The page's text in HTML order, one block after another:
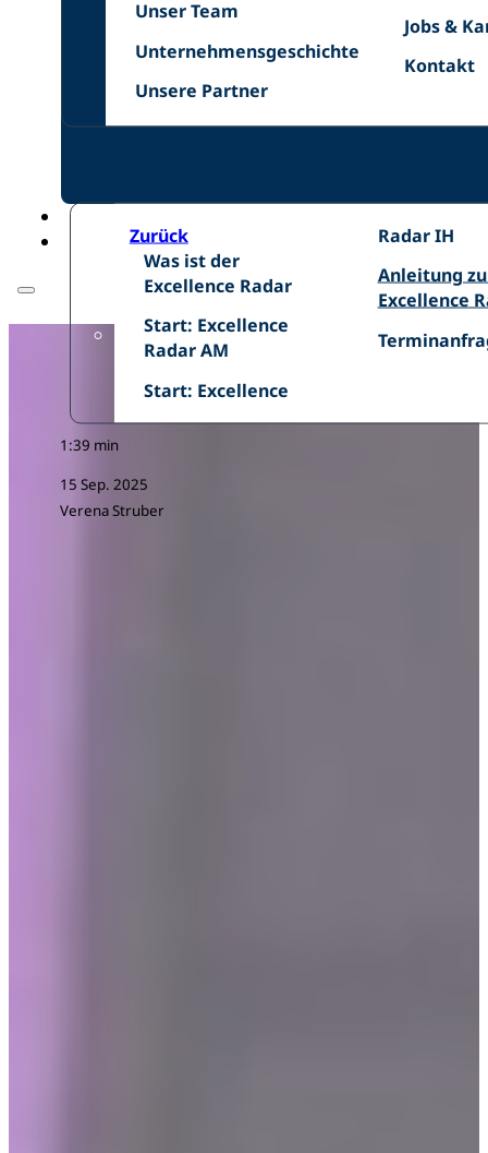
Unser Team
Unser
Unternehmensgeschichte
Unternehmensgeschichte
Unsere Partner
Unsere
Jobs &
Jobs
Karriere
Kontakt
Kontakt
Zurück
Was ist der
Excellence Radar
Was
ist
Excellence
Radar
Start: Excellence
Radar AM
Start:
Excellence
AM
Start: Excellence
Radar IH
Start:
Excellence
IH
Anleitung
Excellence
Anleitung
zum
Radar
1:39 min
15 Sep. 2025
Verena Struber